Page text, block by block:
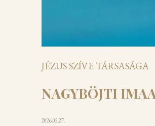
JÉZUS SZÍVE TÁRSASÁGA
NAGYBÖJTI
2026.02.27.